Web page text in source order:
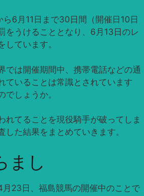
6月11日まで30日間（開催日10日
をうけることとなり、6月13日のレ
しています。
では開催期間中、携帯電話などの通
ていることは常識とされています
でしょうか。
れてることを現役騎手が破ってしま
した結果をまとめていきます。
まし
23日、福島競馬の開催中のことで